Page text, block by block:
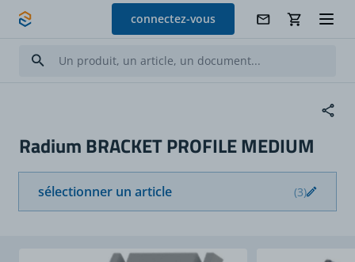
Allez au contenu
connectez-vous
Radium BRACKET PROFILE MEDIUM
sélectionner un article (3)